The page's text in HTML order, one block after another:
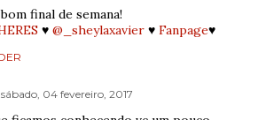
final de semana!
♥ @_sheylaxavier ♥ Fanpage♥
sábado, 04 fevereiro, 2017